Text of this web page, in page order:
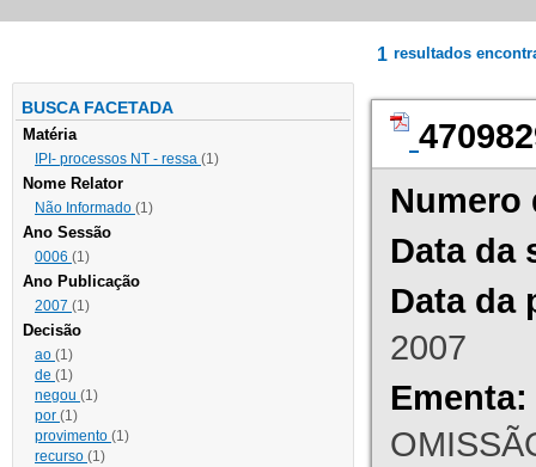
BUSCA FACETADA
Matéria
IPI- processos NT - ressa (1)
Nome Relator
Não Informado (1)
Ano Sessão
0006 (1)
Ano Publicação
2007 (1)
Decisão
ao (1)
de (1)
negou (1)
por (1)
provimento (1)
recurso (1)
1 resultados
Numero
Data da
Data da
2007
Ementa: